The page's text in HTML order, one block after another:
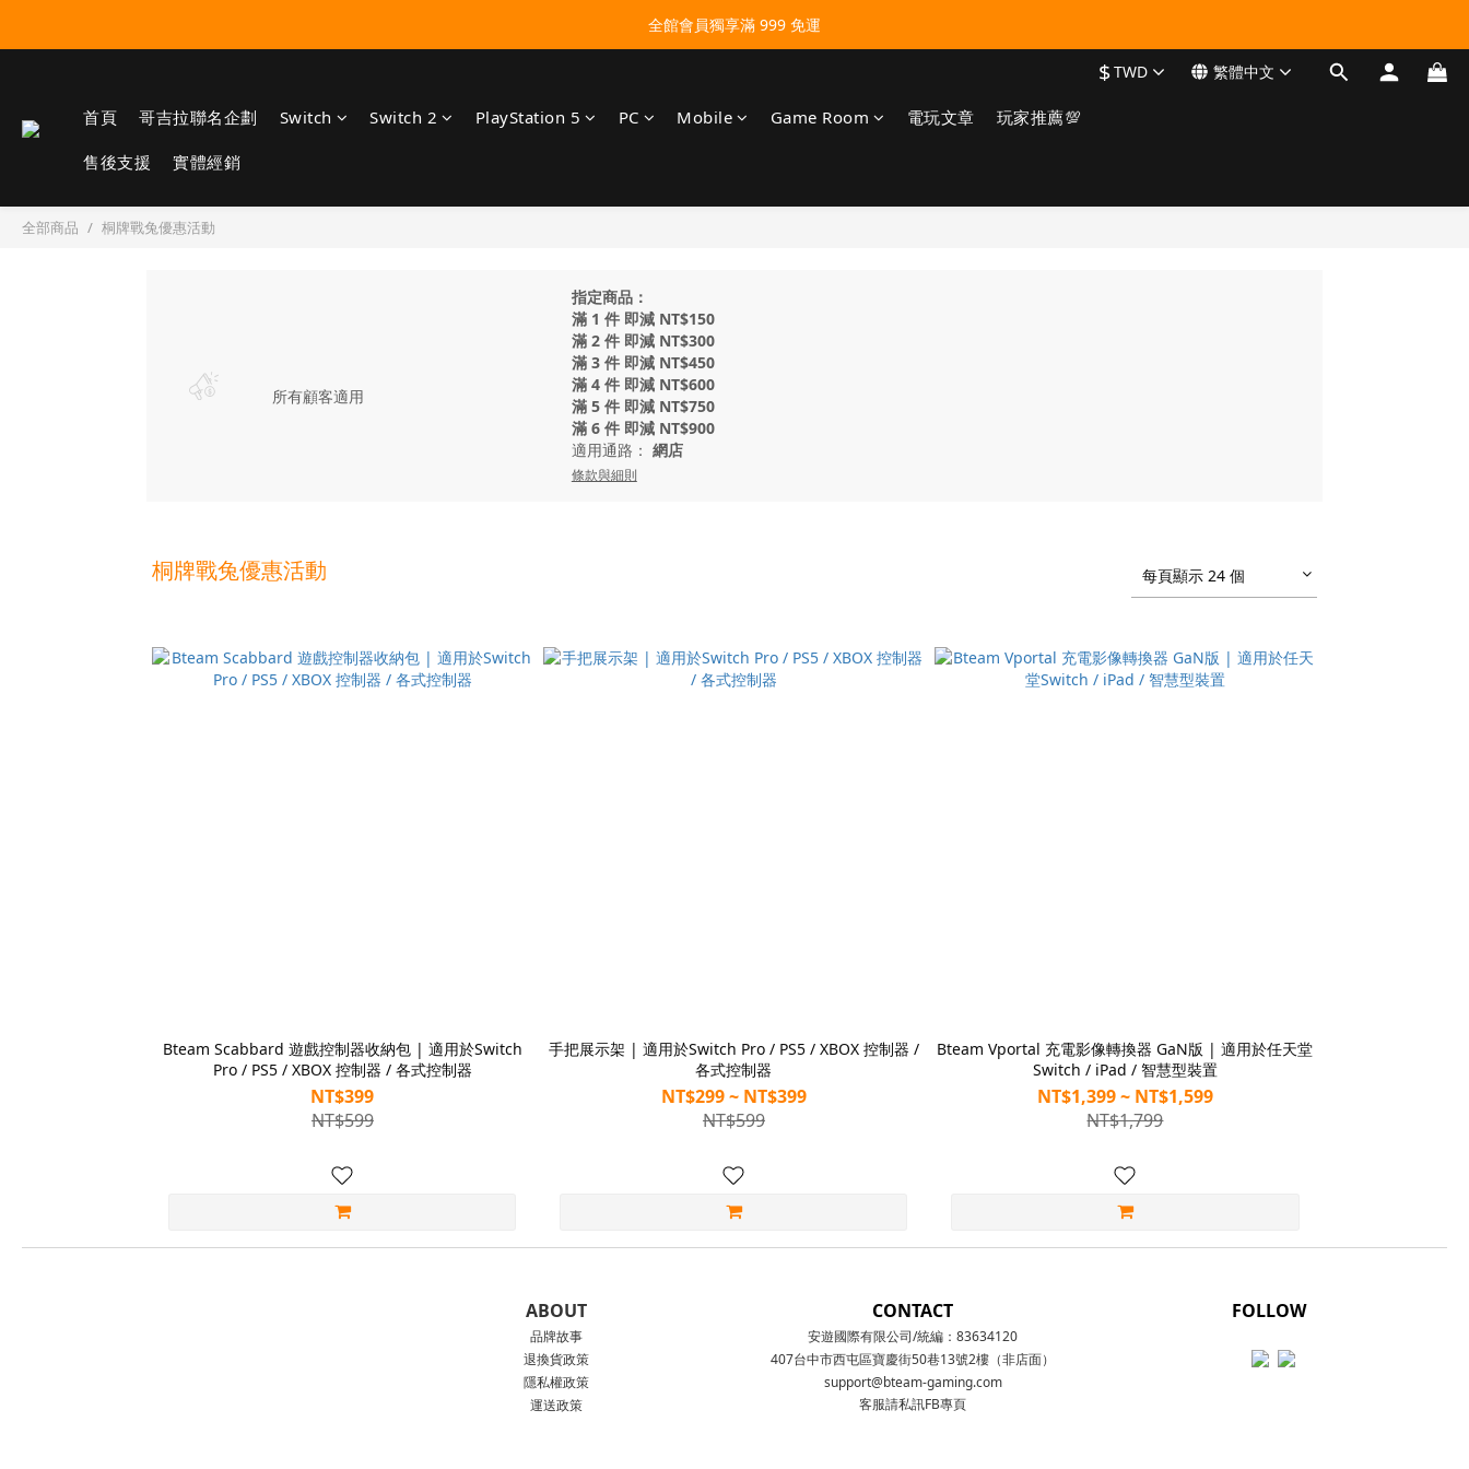
全館會員獨享滿 999 免運
$TWD 繁體中文
首頁 哥吉拉聯名企劃 Switch Switch 2 PlayStation 5 PC Mobile Game Room 電玩文章 玩家推薦💯
售後支援 實體經銷
全部商品 桐牌戰兔優惠活動
所有顧客適用
指定商品：
滿 1 件 即減 NT$150
滿 2 件 即減 NT$300
滿 3 件 即減 NT$450
滿 4 件 即減 NT$600
滿 5 件 即減 NT$750
滿 6 件 即減 NT$900
適用通路： 網店
條款與細則
桐牌戰兔優惠活動 每頁顯示 24 個
Bteam Scabbard 遊戲控制器收納包 | 適用於Switch
Pro / PS5 / XBOX 控制器 / 各式控制器
NT$399
NT$599
手把展示架 | 適用於Switch Pro / PS5 / XBOX 控制器 /
各式控制器
NT$299 ~ NT$399
NT$599
Bteam Vportal 充電影像轉換器 GaN版 | 適用於任天堂
Switch / iPad / 智慧型裝置
NT$1,399 ~ NT$1,599
NT$1,799
ABOUT
品牌故事
退換貨政策
隱私權政策
運送政策
CONTACT
安遊國際有限公司/統編：83634120
407台中市西屯區寶慶街50巷13號2樓（非店面）
support@bteam-gaming.com
客服請私訊FB專頁
FOLLOW